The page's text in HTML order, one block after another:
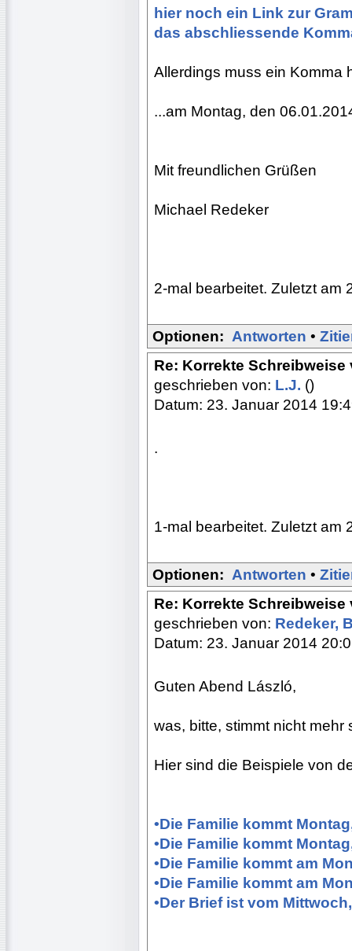
hier noch ein Link zur
das abschliessende
Allerdings muss ein Komma
...am Montag, den
Mit freundlichen Grüßen
Michael Redeker
2-mal bearbeitet. Zuletzt am
Optionen: Antworten •
Re: Korrekte Schreibweise
geschrieben von: L.J. ()
Datum: 23. Januar 2014
.
1-mal bearbeitet. Zuletzt am
Optionen: Antworten •
Re: Korrekte Schreibweise
geschrieben von: Redeker,
Datum: 23. Januar 2014
Guten Abend László,
was, bitte, stimmt nicht mehr
Hier sind die Beispiele von
•Die Familie kommt
•Die Familie kommt
•Die Familie kommt am
•Die Familie kommt am
•Der Brief ist vom